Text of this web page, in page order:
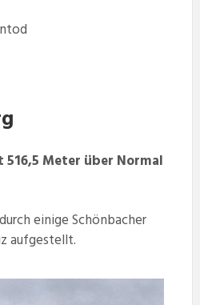
Meter über Normal
einige Schönbacher
aufgestellt.